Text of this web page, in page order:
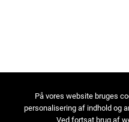
På vores website bruges
personalisering af indhold og
Ved fortsat brug af